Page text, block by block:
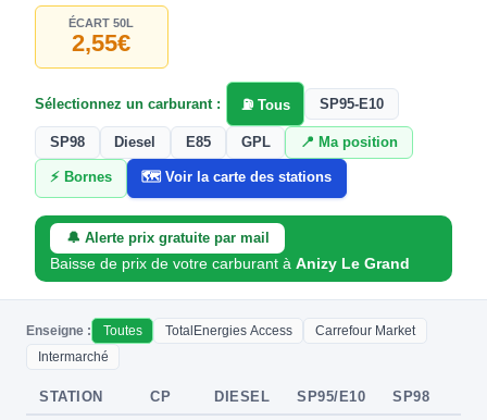
ÉCART 50L
2,55€
Sélectionnez un carburant : ⛽ Tous SP95-E10
SP98 Diesel E85 GPL 📍 Ma position
⚡ Bornes 🗺️ Voir la carte des stations
🔔 Alerte prix gratuite par mail
Baisse de prix de votre carburant àAnizy Le Grand
Enseigne : Toutes TotalEnergies Access
Carrefour Market
Intermarché
STATION CP DIESEL SP95/E10 SP98